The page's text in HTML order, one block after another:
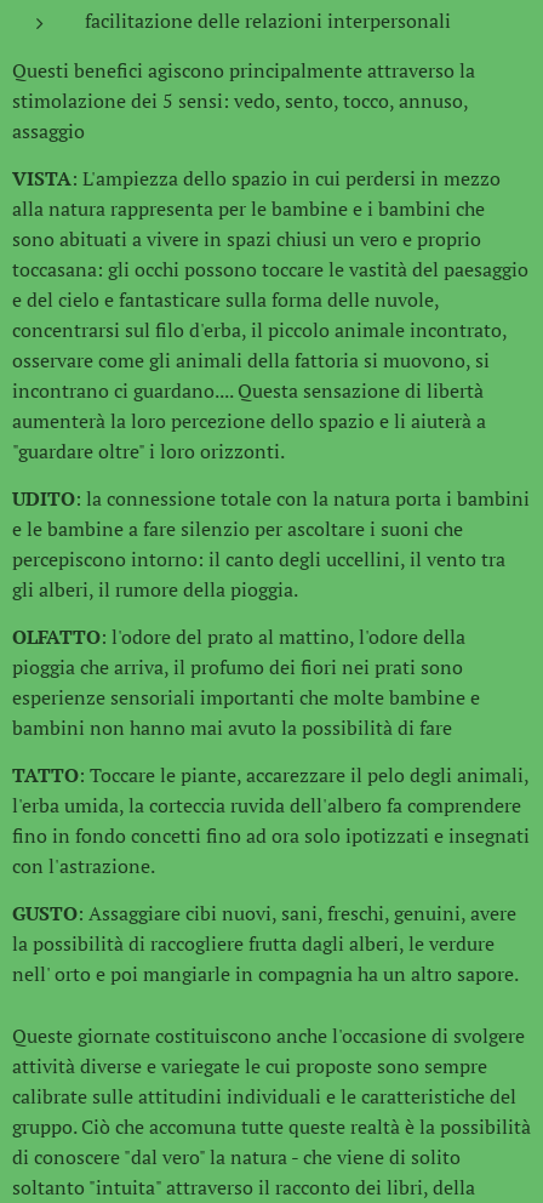
facilitazione delle relazioni interpersonali
Questi benefici agiscono principalmente attraverso la
stimolazione dei 5 sensi: vedo, sento, tocco, annuso,
assaggio
VISTA: L'ampiezza dello spazio in cui perdersi in mezzo
alla natura rappresenta per le bambine e i bambini che
sono abituati a vivere in spazi chiusi un vero e proprio
toccasana: gli occhi possono toccare le vastità del paesaggio
e del cielo e fantasticare sulla forma delle nuvole,
concentrarsi sul filo d'erba, il piccolo animale incontrato,
osservare come gli animali della fattoria si muovono, si
incontrano ci guardano.... Questa sensazione di libertà
aumenterà la loro percezione dello spazio e li aiuterà a
"guardare oltre" i loro orizzonti.
UDITO: la connessione totale con la natura porta i bambini
e le bambine a fare silenzio per ascoltare i suoni che
percepiscono intorno: il canto degli uccellini, il vento tra
gli alberi, il rumore della pioggia.
OLFATTO: l'odore del prato al mattino, l'odore della
pioggia che arriva, il profumo dei fiori nei prati sono
esperienze sensoriali importanti che molte bambine e
bambini non hanno mai avuto la possibilità di fare
TATTO: Toccare le piante, accarezzare il pelo degli animali,
l'erba umida, la corteccia ruvida dell'albero fa comprendere
fino in fondo concetti fino ad ora solo ipotizzati e insegnati
con l'astrazione.
GUSTO: Assaggiare cibi nuovi, sani, freschi, genuini, avere
la possibilità di raccogliere frutta dagli alberi, le verdure
nell' orto e poi mangiarle in compagnia ha un altro sapore.
Queste giornate costituiscono anche l'occasione di svolgere
attività diverse e variegate le cui proposte sono sempre
calibrate sulle attitudini individuali e le caratteristiche del
gruppo. Ciò che accomuna tutte queste realtà è la possibilità
di conoscere "dal vero" la natura - che viene di solito
soltanto "intuita" attraverso il racconto dei libri, della